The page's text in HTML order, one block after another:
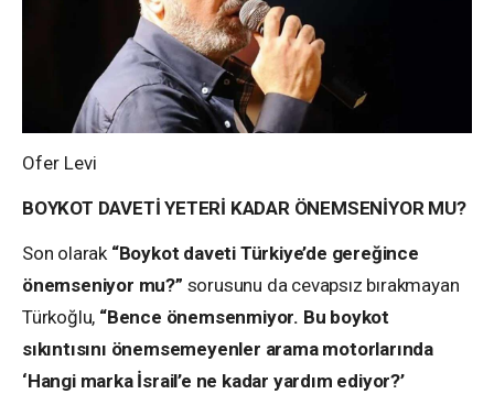
Ofer Levi
BOYKOT DAVETİ YETERİ KADAR ÖNEMSENİYOR MU?
Son olarak “Boykot daveti Türkiye’de gereğince
önemseniyor mu?” sorusunu da cevapsız bırakmayan
Türkoğlu, “Bence önemsenmiyor. Bu boykot
sıkıntısını önemsemeyenler arama motorlarında
‘Hangi marka İsrail’e ne kadar yardım ediyor?’